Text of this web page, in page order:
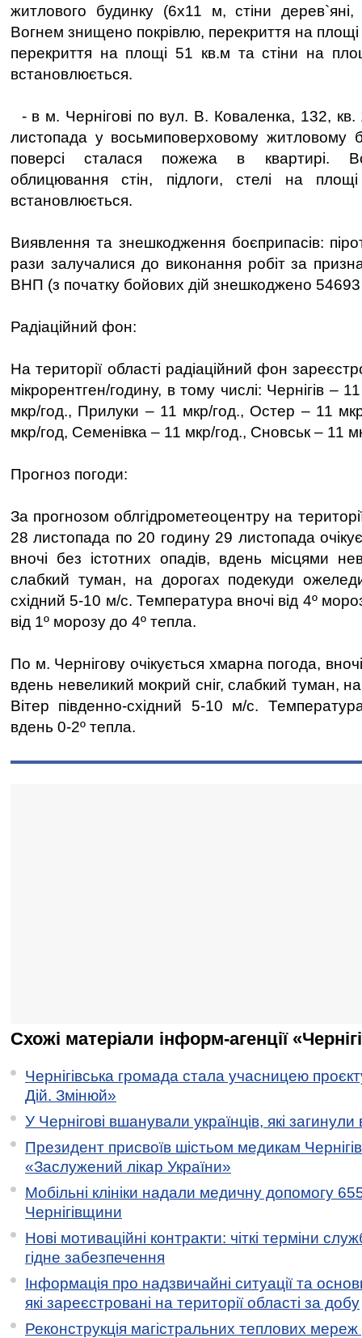
житлового будинку (6х11 м, стiни
Вогнем знищено покрівлю, перекриття на
перекриття на площі 51 кв.м та стіни на
встановлюється.
- в м. Чернігові по вул. В. Коваленка, 132,
листопада у восьмиповерховому житловому
поверсі сталася пожежа в квартирі.
облицювання стін, підлоги, стелі на
встановлюється.
Виявлення та знешкодження боєприпасів:
рази залучалися до виконання робіт за
ВНП (з початку бойових дій знешкоджено
Радіаційний фон:
На території області радіаційний фон
мікрорентген/годину, в тому числі: Чернігів –
мкр/год., Прилуки – 11 мкр/год., Остер – 11
мкр/год, Семенівка – 11 мкр/год., Сновськ – 11
Прогноз погоди:
За прогнозом облгідрометеоцентру на
28 листопада по 20 годину 29 листопада
вночі без істотних опадів, вдень місцями
слабкий туман, на дорогах подекуди
східний 5-10 м/с. Температура вночі від 4º
від 1º морозу до 4º тепла.
По м. Чернігову очікується хмарна погода,
вдень невеликий мокрий сніг, слабкий туман,
Вітер південно-східний 5-10 м/с.
вдень 0-2º тепла.
Схожі матеріали інформ-агенції
Чернігівська громада стала учасницею
Дій. Змінюй»
У Чернігові вшанували українців, які загинули
Президент присвоїв шістьом медикам
«Заслужений лікар України»
Мобільні клініки надали медичну допомогу
Чернігівщини
Нові мотиваційні контракти: чіткі терміни
гідне забезпечення
Інформація про надзвичайні ситуації та
які зареєстровані на території області за добу
Реконструкція магістральних теплових мереж